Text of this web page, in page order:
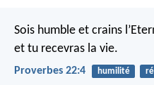
Sois humble et crains
et tu recevras la vie.
Proverbes 22:4 humilité